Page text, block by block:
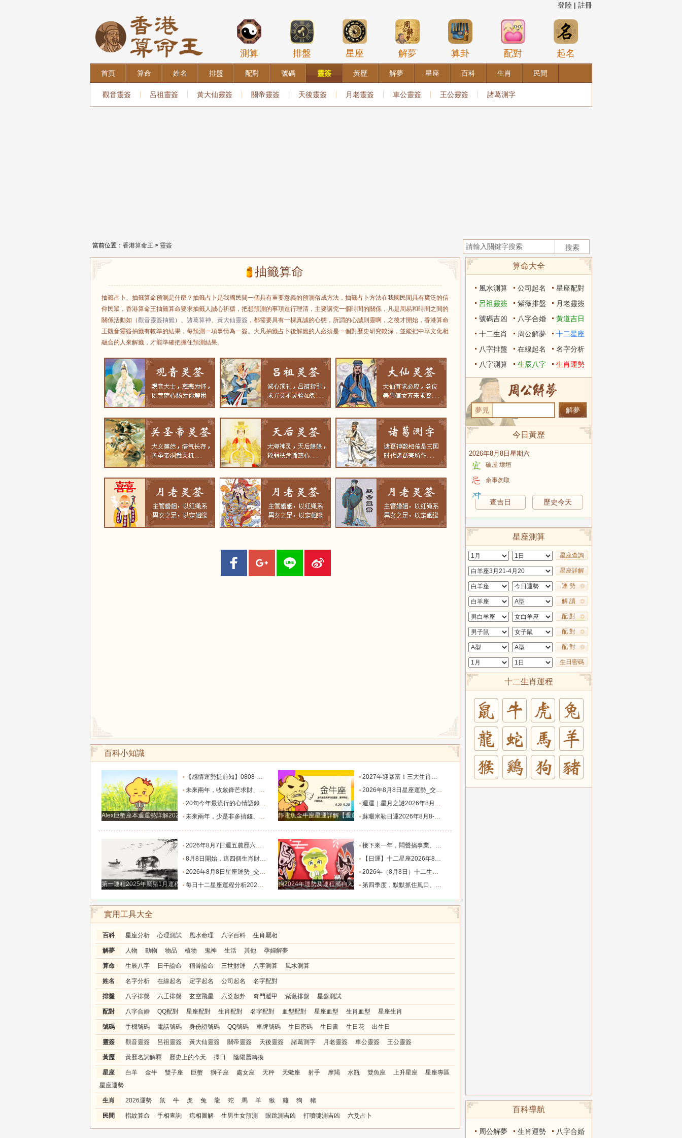
登陸 | 註冊
測算 排盤 星座 解夢 算卦 配對 起名
首頁 算命 姓名 排盤 配對 號碼 靈簽 黃歷 解夢 星座 百科 生肖 民間
觀音靈簽 呂祖靈簽 黃大仙靈簽 關帝靈簽 天後靈簽 月老靈簽 車公靈簽 王公靈簽 諸葛測字
當前位置： 香港算命王 > 靈簽
抽籤算命
抽籤占卜、抽籤算命預測是什麼？抽籤占卜是我國民間一個具有重要意義的預測俗成方法，抽籤占卜方法在我國民間具有廣泛的信
仰民眾，香港算命王抽籤算命要求抽籤人誠心祈禱，把想預測的事項進行理清，主要講究一個時間的關係，凡是周易和時間之間的
關係活動如（觀音靈簽抽籤）、 諸葛算神、 黃大仙靈簽 ，都需要具有一棵真誠的心態，所謂的心誠則靈啊，之後才開始，香港算命
王觀音靈簽抽籤有較準的結果，每預測一項事情為一簽。大凡抽籤占卜後解籤的人必須是一個對歷史研究較深，並能把中華文化相
融合的人來解籤，才能準確把握住預測結果。
百科小知識
Alex巨蟹座本週運勢詳解2024.12.23-12.29
【感情運勢提前知】0808-0814感情運勢：在自己的能力和現實目標有差距時，越是要克己隱忍_內心_藍姐_狀態
未來兩年，收斂鋒芒求財、家境慢慢變好的四大星座！富貴纏身_合作_機會_獅子座
20句今年最流行的心情語錄，句句正能量，說到心坎上了_夢想_繁星點點_人生
未來兩年，少是非多搞錢、財富悄悄暴漲的四大星座！衣食無憂_防範_全是坑_財運
靜電魚金牛座星運詳解【週運2024年12月9日-12月15日】
2027年迎暴富！三大生肖錦鯉附體，迎事業愛情巔峰_屬狗_朋友_謙讓
2026年8月8日星座運勢_交易_管理_合作
週運｜星月之謎2026年8月8日-8月14日十二星座一週展望_日全食_火星_人生
蘇珊米勒日運2026年8月8-9日十二星座週末運勢_土星_宮位_內心
第一運程2025年屬豬1月運程解析
2026年8月7日週五農歷六月廿五好運生肖排名榜。_工作_池池_感情
8月8日開始，這四個生肖財運穩步上行，財路全程暢通收獲滿堂吉祥財富_財氣_龍人
2026年8月8日星座運勢_交易_管理_合作
每日十二星座運程分析2026.8.8_靈感_成長_事情
狗2024年運勢及運程屬狗人2024運勢好嗎
接下來一年，悶聲搞事業、家底越來越厚的四大星座！財源滾滾_機會_計劃_百萬財富
【日運】十二星座2026年8月8日運勢播報_方面_感情_工作時
2026年（8月8日）十二生肖運勢播報_感情_事業_朋友
第四季度，默默抓住風口、收入節節走高的四大星座！越攢越富_機會_能量_直覺
實用工具大全
百科 星座分析 心理測試 風水命理 八字百科 生肖屬相
解夢 人物 動物 物品 植物 鬼神 生活 其他 孕婦解夢
算命 生辰八字 日干論命 稱骨論命 三世財運 八字測算 風水測算
姓名 名字分析 在線起名 定字起名 公司起名 名字配對
排盤 八字排盤 六壬排盤 玄空飛星 六爻起卦 奇門遁甲 紫薇排盤 星盤測試
配對 八字合婚 QQ配對 星座配對 生肖配對 名字配對 血型配對 星座血型 生肖血型 星座生肖
號碼 手機號碼 電話號碼 身份證號碼 QQ號碼 車牌號碼 生日密碼 生日書 生日花 出生日
靈簽 觀音靈簽 呂祖靈簽 黃大仙靈簽 關帝靈簽 天後靈簽 諸葛測字 月老靈簽 車公靈簽 王公靈簽
黃歷 黃歷名詞解釋 歷史上的今天 擇日 陰陽曆轉換
星座 白羊 金牛 雙子座 巨蟹 獅子座 處女座 天秤 天蠍座 射手 摩羯 水瓶 雙魚座 上升星座
星座專區
星座運勢
生肖 2026運勢 鼠 牛 虎 兔 龍 蛇 馬 羊 猴 雞 狗 豬
民間 指紋算命 手相查詢 痣相圖解 生男生女預測 眼跳測吉凶 打噴嚏測吉凶 六爻占卜
算命大全
風水測算 公司起名
星座配對
呂祖靈簽
紫薇排盤
月老靈簽
號碼吉凶
八字合婚
黃道吉日
十二生肖
周公解夢
十二星座
八字排盤
在線起名
名字分析
八字測算
生辰八字 生肖運勢
夢見
今日黃歷
2026年8月8日星期六
破屋 壞垣
余事勿取
查吉日 歷史今天
星座測算
星座查詢
星座詳解
運 勢
解 讀
配 對
配 對
配 對
生日密碼
十二生肖運程
羊
百科導航
周公解夢 生肖運勢 八字合婚